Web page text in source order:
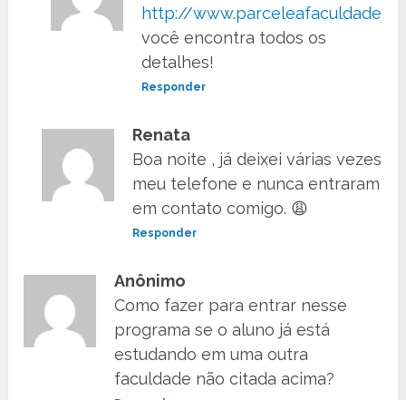
http://
você encontra todos os
detalhes!
Responder
Renata
Boa noite , já deixei várias vezes
meu telefone e nunca entraram
em contato comigo. 😩
Responder
Anônimo
Como fazer para entrar nesse
programa se o aluno já está
estudando em uma outra
faculdade não citada acima?